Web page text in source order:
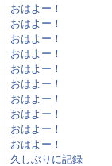
おはよー！
おはよー！
おはよー！
おはよー！
おはよー！
おはよー！
おはよー！
おはよー！
おはよー！
おはよー！
久しぶりに記録